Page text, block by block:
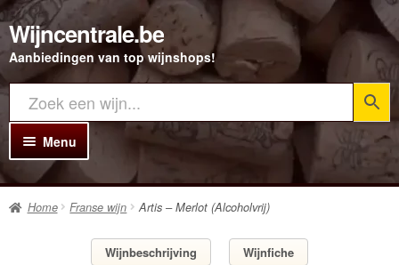
Ga
door
naar
navigatie
Ga
direct
naar
inhoud
Wijncentrale.be
Aanbiedingen van top wijnshops!
Menu
Home
Alle Wijnen
Rode wijn
Home Franse wijn Artis – Merlot (Alcoholvrij)
Wijnbeschrijving Wijnfiche